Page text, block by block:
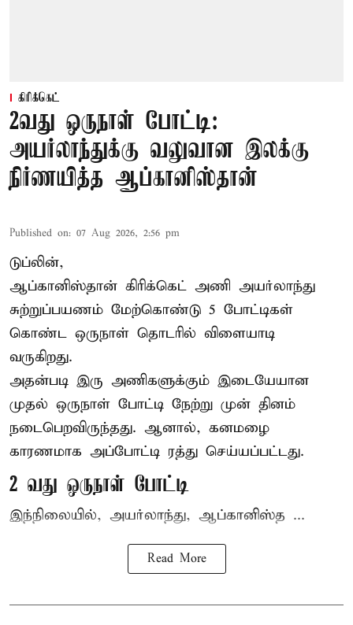
கிரிக்கெட்
2வது ஒருநாள் போட்டி:
அயர்லாந்துக்கு வலுவான இலக்கு
நிர்ணயித்த ஆப்கானிஸ்தான்
Published on: 07 Aug 2026, 2:56 pm
டுப்லின்,
ஆப்கானிஸ்தான் கிரிக்கெட் அணி அயர்லாந்து
சுற்றுப்பயணம் மேற்கொண்டு 5 போட்டிகள்
கொண்ட ஒருநாள் தொடரில் விளையாடி
வருகிறது.
அதன்படி இரு அணிகளுக்கும் இடையேயான
முதல் ஒருநாள் போட்டி நேற்று முன் தினம்
நடைபெறவிருந்தது. ஆனால், கனமழை
காரணமாக அப்போட்டி ரத்து செய்யப்பட்டது.
2 வது ஒருநாள் போட்டி
இந்நிலையில், அயர்லாந்து, ஆப்கானிஸ்த ...
Read More